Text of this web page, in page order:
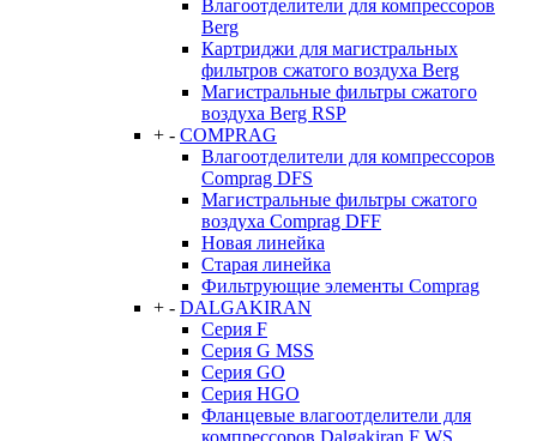
Влагоотделители для компрессоров
Berg
Картриджи для магистральных
фильтров сжатого воздуха Berg
Магистральные фильтры сжатого
воздуха Berg RSP
+ - COMPRAG
Влагоотделители для компрессоров
Comprag DFS
Магистральные фильтры сжатого
воздуха Comprag DFF
Новая линейка
Старая линейка
Фильтрующие элементы Comprag
+ - DALGAKIRAN
Серия F
Серия G MSS
Серия GO
Серия HGO
Фланцевые влагоотделители для
компрессоров Dalgakiran F WS